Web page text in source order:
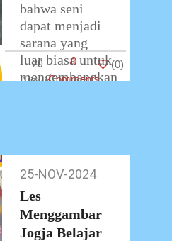
bahwa seni
dapat menjadi
sarana yang
luar biasa untuk
mengembangkan
…
20
0
Comments
(0)
25-
Nov-
2024
25-NOV-2024
Les
Menggambar
Jogja Belajar